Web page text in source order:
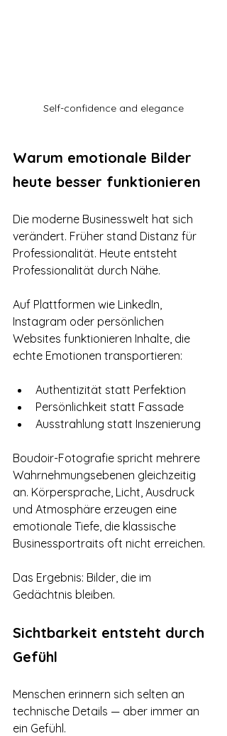
Self-confidence and elegance
Warum emotionale Bilder
heute besser funktionieren
Die moderne Businesswelt hat sich
verändert. Früher stand Distanz für
Professionalität. Heute entsteht
Professionalität durch Nähe.
Auf Plattformen wie LinkedIn,
Instagram oder persönlichen
Websites funktionieren Inhalte, die
echte Emotionen transportieren:
Authentizität statt Perfektion
Persönlichkeit statt Fassade
Ausstrahlung statt Inszenierung
Boudoir-Fotografie spricht mehrere
Wahrnehmungsebenen gleichzeitig
an. Körpersprache, Licht, Ausdruck
und Atmosphäre erzeugen eine
emotionale Tiefe, die klassische
Businessportraits oft nicht erreichen.
Das Ergebnis: Bilder, die im
Gedächtnis bleiben.
Sichtbarkeit entsteht durch
Gefühl
Menschen erinnern sich selten an
technische Details — aber immer an
ein Gefühl.